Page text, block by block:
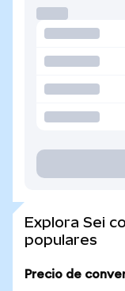
Explora Sei
populares
Precio de